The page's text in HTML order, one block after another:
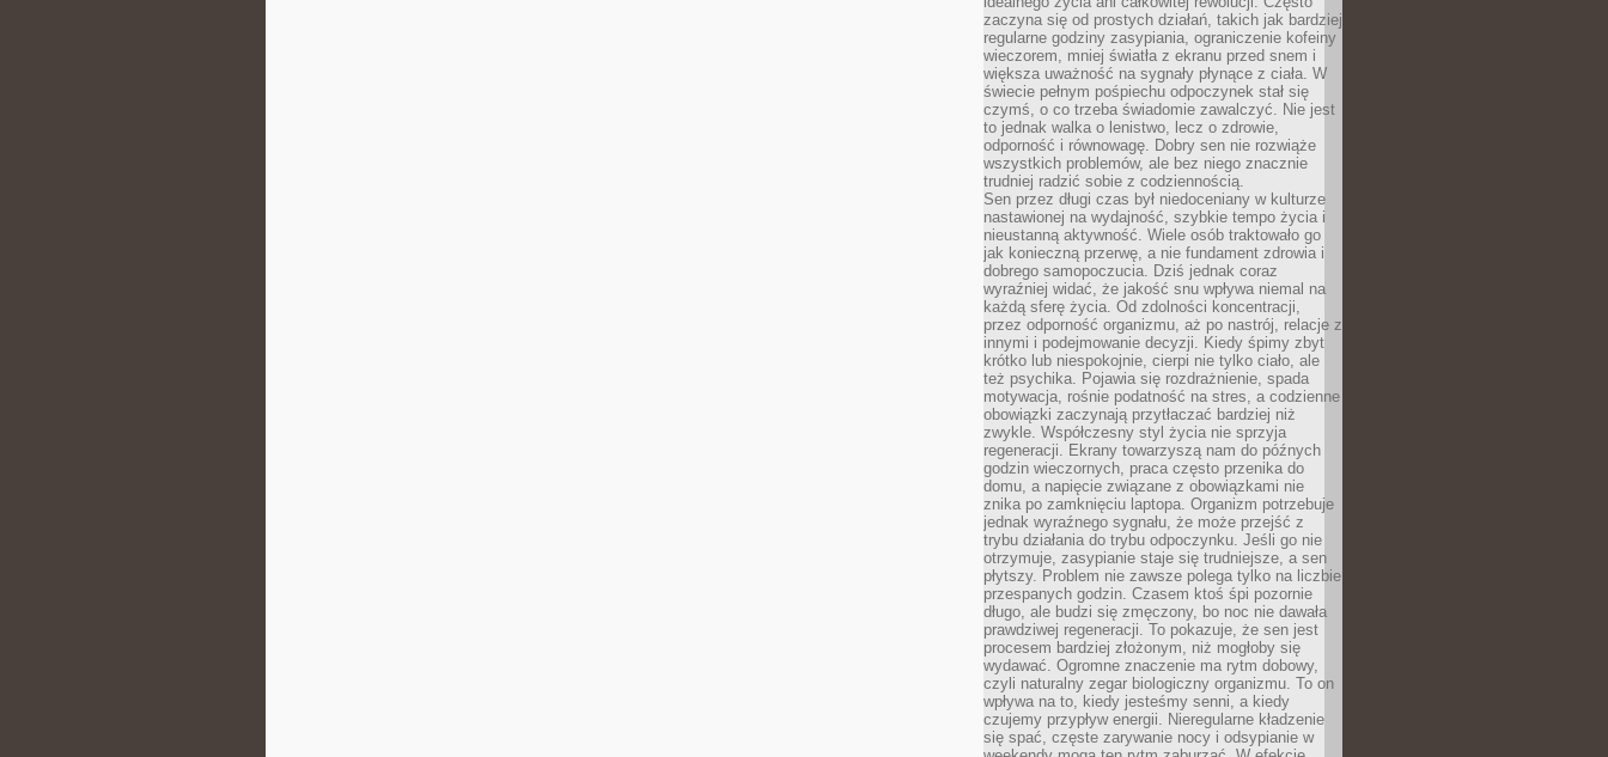
zaczyna się od prostych działań, takich jak bardziej
regularne godziny zasypiania, ograniczenie kofeiny
wieczorem, mniej światła z ekranu przed snem i
większa uważność na sygnały płynące z ciała. W
świecie pełnym pośpiechu odpoczynek stał się
czymś, o co trzeba świadomie zawalczyć. Nie jest
to jednak walka o lenistwo, lecz o zdrowie,
odporność i równowagę. Dobry sen nie rozwiąże
wszystkich problemów, ale bez niego znacznie
trudniej radzić sobie z codziennością.
Sen przez długi czas był niedoceniany w kulturze
nastawionej na wydajność, szybkie tempo życia i
nieustanną aktywność. Wiele osób traktowało go
jak konieczną przerwę, a nie fundament zdrowia i
dobrego samopoczucia. Dziś jednak coraz
wyraźniej widać, że jakość snu wpływa niemal na
każdą sferę życia. Od zdolności koncentracji,
przez odporność organizmu, aż po nastrój, relacje z
innymi i podejmowanie decyzji. Kiedy śpimy zbyt
krótko lub niespokojnie, cierpi nie tylko ciało, ale
też psychika. Pojawia się rozdrażnienie, spada
motywacja, rośnie podatność na stres, a codzienne
obowiązki zaczynają przytłaczać bardziej niż
zwykle. Współczesny styl życia nie sprzyja
regeneracji. Ekrany towarzyszą nam do późnych
godzin wieczornych, praca często przenika do
domu, a napięcie związane z obowiązkami nie
znika po zamknięciu laptopa. Organizm potrzebuje
jednak wyraźnego sygnału, że może przejść z
trybu działania do trybu odpoczynku. Jeśli go nie
otrzymuje, zasypianie staje się trudniejsze, a sen
płytszy. Problem nie zawsze polega tylko na liczbie
przespanych godzin. Czasem ktoś śpi pozornie
długo, ale budzi się zmęczony, bo noc nie dawała
prawdziwej regeneracji. To pokazuje, że sen jest
procesem bardziej złożonym, niż mogłoby się
wydawać. Ogromne znaczenie ma rytm dobowy,
czyli naturalny zegar biologiczny organizmu. To on
wpływa na to, kiedy jesteśmy senni, a kiedy
czujemy przypływ energii. Nieregularne kładzenie
się spać, częste zarywanie nocy i odsypianie w